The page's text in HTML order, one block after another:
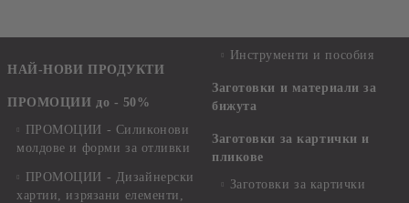
НАЙ-НОВИ ПРОДУКТИ
ПРОМОЦИИ до - 50%
ПРОМОЦИИ - Силиконови
молдове и форми за отливки
ПРОМОЦИИ - Дизайнерски
хартии, изрязани елементи,
Инструменти и пособия
Заготовки и материали за
бижута
Заготовки за картички и
пликове
Заготовки за картички